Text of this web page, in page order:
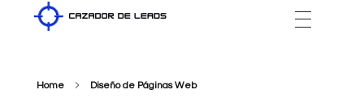
Home Diseño de Páginas Web